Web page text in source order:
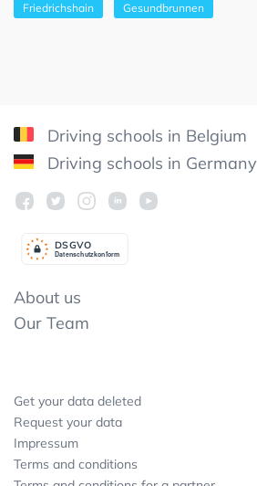
Friedrichshain Gesundbrunnen
Driving schools in Belgium
Driving schools in Germany
Datenschutzkonform
DSGVO
About us
Our Team
Get your data deleted
Request your data
Impressum
Terms and conditions